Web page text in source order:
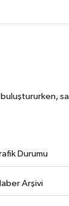
Durumu
Arşivi